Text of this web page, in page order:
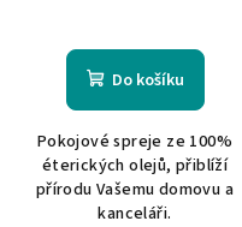
Do košíku
Pokojové spreje ze 100%
éterických olejů, přiblíží
přírodu Vašemu domovu a
kanceláři.